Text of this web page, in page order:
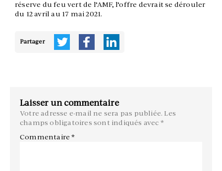
réserve du feu vert de l’AMF, l’offre devrait se dérouler
du 12 avril au 17 mai 2021.
Partager
Laisser un commentaire
Votre adresse e-mail ne sera pas publiée. Les
champs obligatoires sont indiqués avec *
Commentaire*